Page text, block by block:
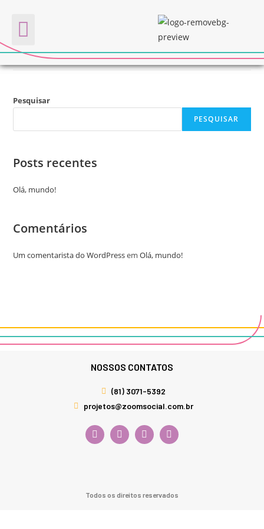
GIRE CANHOTEIRO
Pesquisar
PESQUISAR
Posts recentes
Olá, mundo!
Comentários
Um comentarista do WordPressemOlá, mundo!
NOSSOS CONTATOS
(81) 3071-5392
projetos@zoomsocial.com.br
Todos os direitos reservados